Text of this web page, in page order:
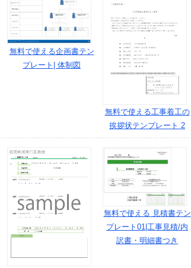
無料で使える企画書テン
プレート| 体制図
無料で使える工事着工の
挨拶状テンプレート 2
無料で使える 見積書テン
プレート01|工事見積/内
訳書・明細書つき